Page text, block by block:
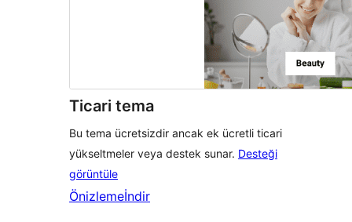
Ticari tema
Bu tema ücretsizdir ancak ek ücretli ticari
yükseltmeler veya destek sunar. Desteği
görüntüle
Önizlemeİndir